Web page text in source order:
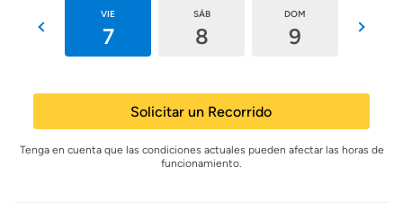
VIE
7
SÁB
8
DOM
9
Solicitar un Recorrido
Tenga en cuenta que las condiciones actuales pueden afectar las horas de
funcionamiento.